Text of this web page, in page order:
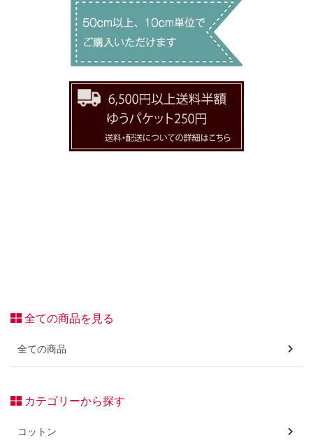
全ての商品を見る
全ての商品
カテゴリーから探す
コットン